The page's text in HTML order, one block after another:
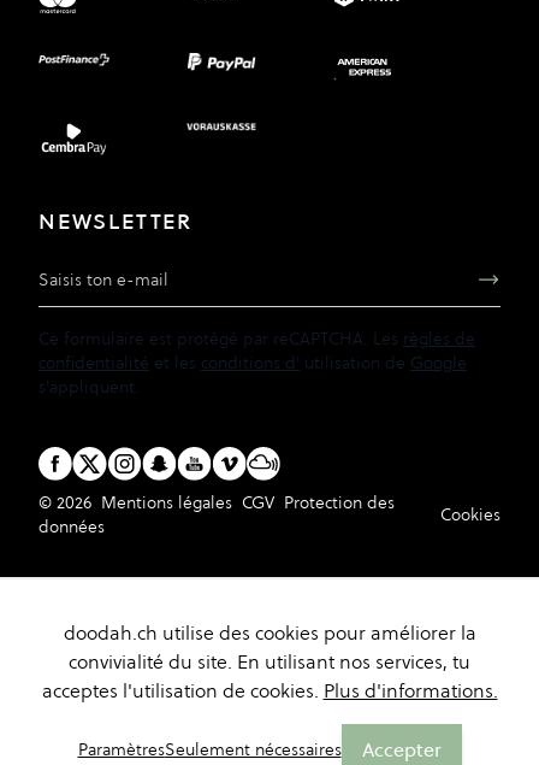
NEWSLETTER
Adresse e-mail
Ce formulaire est protégé par reCAPTCHA. Les règles de
confidentialité et les conditions d' utilisation de Google
s'appliquent.
© 2026 Mentions légales CGV Protection des
données
Cookies
doodah.ch utilise des cookies pour améliorer la
convivialité du site. En utilisant nos services, tu
acceptes l'utilisation de cookies. Plus d'informations.
ParamètresSeulement nécessaires Accepter